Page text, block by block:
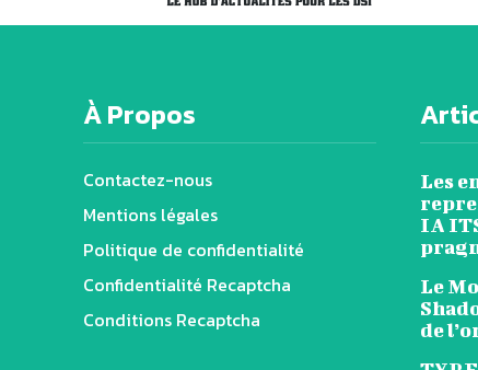
À Propos
Contactez-nous
Mentions légales
Politique de confidentialité
Confidentialité Recaptcha
Conditions Recaptcha
Les
IA
Le
de